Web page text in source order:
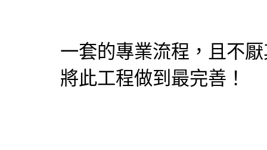
一套的專業流程，且不
將此工程做到最完善！